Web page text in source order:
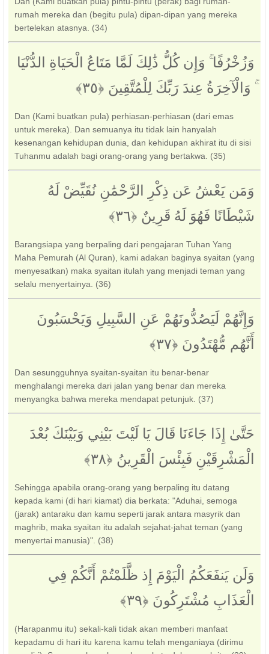
rumah mereka dan (begitu pula) dipan-dipan yang mereka
bertelekan atasnya. (34)
وَزُخْرُفًا ۚ وَإِن كُلُّ ذَٰلِكَ لَمَّا مَتَاعُ الْحَيَاةِ الدُّنْيَا
ۚ وَالْآخِرَةُ عِندَ رَبِّكَ لِلْمُتَّقِينَ ‎﴿٣٥﴾‏
Dan (Kami buatkan pula) perhiasan-perhiasan (dari emas
untuk mereka). Dan semuanya itu tidak lain hanyalah
kesenangan kehidupan dunia, dan kehidupan akhirat itu di sisi
Tuhanmu adalah bagi orang-orang yang bertakwa. (35)
وَمَن يَعْشُ عَن ذِكْرِ الرَّحْمَٰنِ نُقَيِّضْ لَهُ
شَيْطَانًا فَهُوَ لَهُ قَرِينٌ ‎﴿٣٦﴾‏
Barangsiapa yang berpaling dari pengajaran Tuhan Yang
Maha Pemurah (Al Quran), kami adakan baginya syaitan (yang
menyesatkan) maka syaitan itulah yang menjadi teman yang
selalu menyertainya. (36)
وَإِنَّهُمْ لَيَصُدُّونَهُمْ عَنِ السَّبِيلِ وَيَحْسَبُونَ
أَنَّهُم مُّهْتَدُونَ ‎﴿٣٧﴾‏
Dan sesungguhnya syaitan-syaitan itu benar-benar
menghalangi mereka dari jalan yang benar dan mereka
menyangka bahwa mereka mendapat petunjuk. (37)
حَتَّىٰ إِذَا جَاءَنَا قَالَ يَا لَيْتَ بَيْنِي وَبَيْنَكَ بُعْدَ
الْمَشْرِقَيْنِ فَبِئْسَ الْقَرِينُ ‎﴿٣٨﴾‏
Sehingga apabila orang-orang yang berpaling itu datang
kepada kami (di hari kiamat) dia berkata: "Aduhai, semoga
(jarak) antaraku dan kamu seperti jarak antara masyrik dan
maghrib, maka syaitan itu adalah sejahat-jahat teman (yang
menyertai manusia)". (38)
وَلَن يَنفَعَكُمُ الْيَوْمَ إِذ ظَّلَمْتُمْ أَنَّكُمْ فِي
الْعَذَابِ مُشْتَرِكُونَ ‎﴿٣٩﴾‏
(Harapanmu itu) sekali-kali tidak akan memberi manfaat
kepadamu di hari itu karena kamu telah menganiaya (dirimu